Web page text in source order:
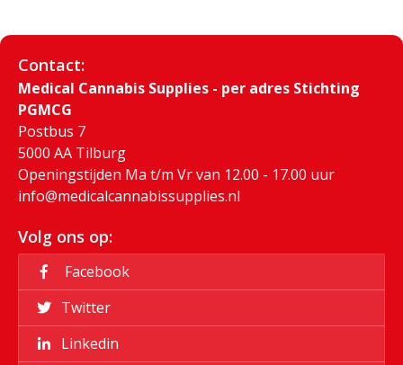
Contact:
Medical Cannabis Supplies - per adres Stichting
PGMCG
Postbus 7
5000 AA Tilburg
Openingstijden Ma t/m Vr van 12.00 - 17.00 uur
info@medicalcannabissupplies.nl
Volg ons op:
Facebook
Twitter
Linkedin